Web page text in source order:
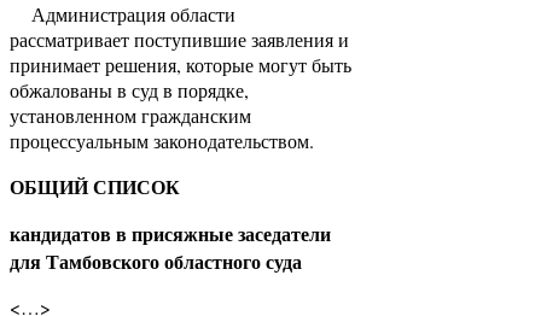
Администрация области
рассматривает поступившие заявления и
принимает решения, которые могут быть
обжалованы в суд в порядке,
установленном гражданским
процессуальным законодательством.
ОБЩИЙ СПИСОК
кандидатов в присяжные заседатели
для Тамбовского областного суда
<…>